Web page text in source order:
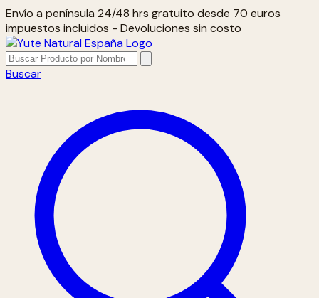
Envío a península 24/48 hrs gratuito desde 70 euros
impuestos incluidos - Devoluciones sin costo
Buscar